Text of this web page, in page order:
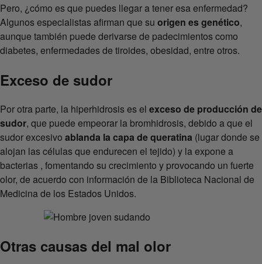
Pero, ¿cómo es que puedes llegar a tener esa enfermedad?
Algunos especialistas afirman que su origen es genético,
aunque también puede derivarse de padecimientos como
diabetes, enfermedades de tiroides, obesidad, entre otros.
Exceso de sudor
Por otra parte, la hiperhidrosis es el exceso de producción de
sudor, que puede empeorar la bromhidrosis, debido a que el
sudor excesivo ablanda la capa de queratina (lugar donde se
alojan las células que endurecen el tejido) y la expone a
bacterias , fomentando su crecimiento y provocando un fuerte
olor, de acuerdo con información de la Biblioteca Nacional de
Medicina de los Estados Unidos.
Otras causas del mal olor